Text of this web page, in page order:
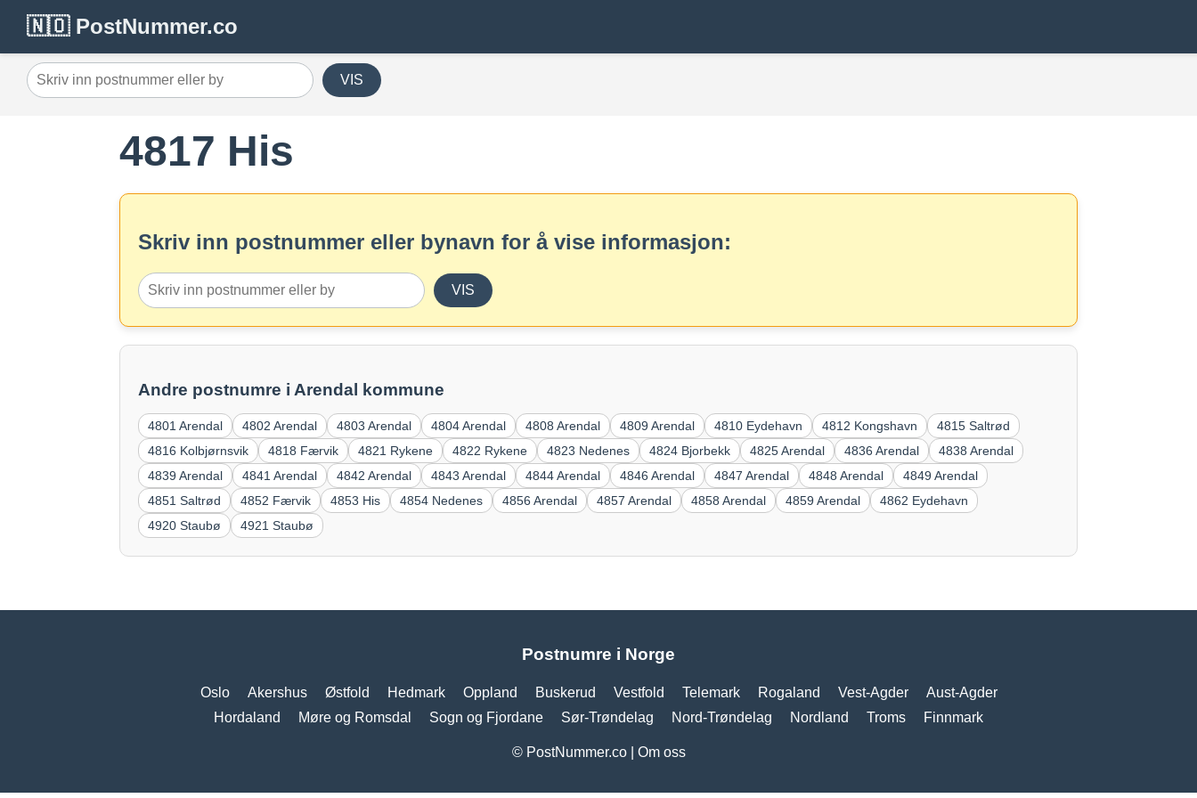
🇳🇴 PostNummer.co
VIS
4817 His
Skriv inn postnummer eller bynavn for å vise informasjon:
VIS
Andre postnumre i Arendal kommune
4801 Arendal 4802 Arendal 4803 Arendal 4804 Arendal 4808 Arendal 4809 Arendal 4810 Eydehavn 4812 Kongshavn
4815 Saltrød
4816 Kolbjørnsvik
4818 Færvik 4821 Rykene 4822 Rykene 4823 Nedenes 4824 Bjorbekk 4825 Arendal 4836 Arendal
4838 Arendal
4839 Arendal
4841 Arendal 4842 Arendal 4843 Arendal 4844 Arendal 4846 Arendal 4847 Arendal 4848 Arendal
4849 Arendal
4851 Saltrød
4852 Færvik 4853 His 4854 Nedenes 4856 Arendal 4857 Arendal 4858 Arendal 4859 Arendal
4862 Eydehavn
4920 Staubø
4921 Staubø
Postnumre i Norge
Oslo Akershus Østfold Hedmark Oppland Buskerud Vestfold Telemark Rogaland Vest-Agder
Aust-Agder
Hordaland
Møre og Romsdal Sogn og Fjordane Sør-Trøndelag Nord-Trøndelag Nordland Troms Finnmark
© PostNummer.co | Om oss